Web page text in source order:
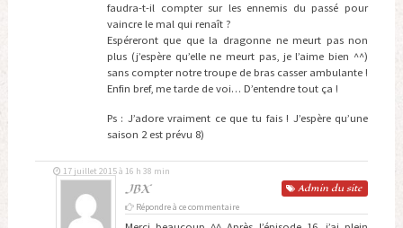
faudra-t-il compter sur les ennemis du passé pour
vaincre le mal qui renaît ?
Espéreront que que la dragonne ne meurt pas non
plus (j’espère qu’elle ne meurt pas, je l’aime bien ^^)
sans compter notre troupe de bras casser ambulante !
Enfin bref, me tarde de voi… D’entendre tout ça !
Ps : J’adore vraiment ce que tu fais ! J’espère qu’une
saison 2 est prévu 8)
JBX Admin du site
17 juillet 2015 à 16 h 38 min
Répondre à ce commentaire